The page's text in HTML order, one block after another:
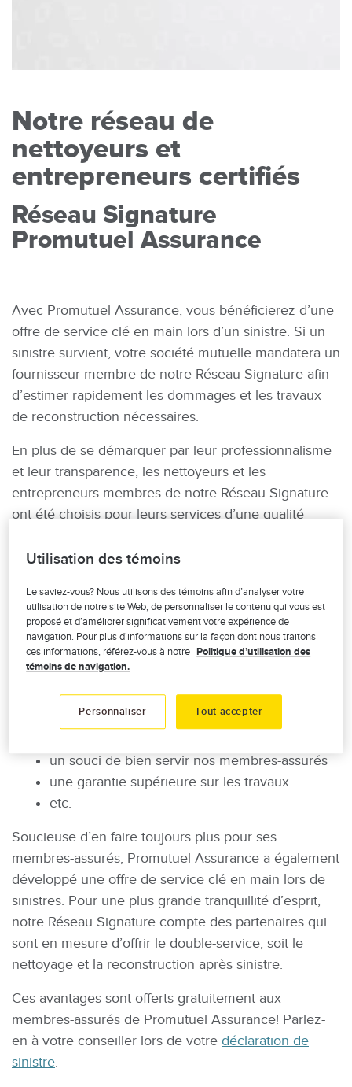
Notre réseau de
nettoyeurs et
entrepreneurs certifiés
Réseau Signature
Promutuel Assurance
Avec Promutuel Assurance, vous bénéficierez d’une
offre de service clé en main lors d’un sinistre. Si un
sinistre survient, votre société mutuelle mandatera un
fournisseur membre de notre Réseau Signature afin
d’estimer rapidement les dommages et les travaux
de reconstruction nécessaires.
En plus de se démarquer par leur professionnalisme
et leur transparence, les nettoyeurs et les
entrepreneurs membres de notre Réseau Signature
ont été choisis pour leurs services d’une qualité
– dans toutes les régions du Québec – ont été triés
Signature. En devenant membre de notre réseau,
nos partenaires habitation s’engagent à fournir à nos
membres-assurés un service exceptionnel incluant :
une réclamation simplifiée
un respect de nos normes et de nos
procédures
un souci de bien servir nos membres-assurés
une garantie supérieure sur les travaux
etc.
Soucieuse d’en faire toujours plus pour ses
membres-assurés, Promutuel Assurance a également
développé une offre de service clé en main lors de
sinistres. Pour une plus grande tranquillité d’esprit,
notre Réseau Signature compte des partenaires qui
sont en mesure d’offrir le double-service, soit le
nettoyage et la reconstruction après sinistre.
Ces avantages sont offerts gratuitement aux
membres-assurés de Promutuel Assurance! Parlez-
en à votre conseiller lors de votre déclaration de
sinistre.
Utilisation des témoins
Le saviez-vous? Nous utilisons des témoins afin d’analyser votre
utilisation de notre site Web, de personnaliser le contenu qui vous est
proposé et d’améliorer significativement votre expérience de
navigation. Pour plus d'informations sur la façon dont nous traitons
ces informations, référez-vous à notre Politique d’utilisation des
témoins de navigation.
Personnaliser Tout accepter